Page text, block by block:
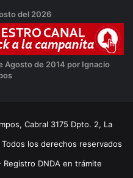
del 2026
Agosto de 2014 por Ignacio
Cabral 3175 Dpto. 2, La
los derechos reservados
DNDA en trámite